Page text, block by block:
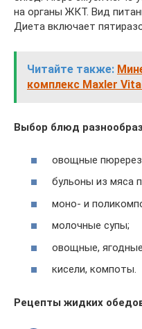
на органы ЖКТ. Вид
Диета включает
Читайте также:
комплекс Maxler
Выбор блюд
овощные
бульоны из мяса
моно- и
молочные супы;
овощные,
кисели, компоты.
Рецепты жидких